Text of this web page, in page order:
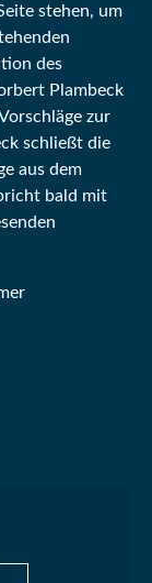
stehen, um
des
Plambeck
zur
schließt die
aus dem
bald mit